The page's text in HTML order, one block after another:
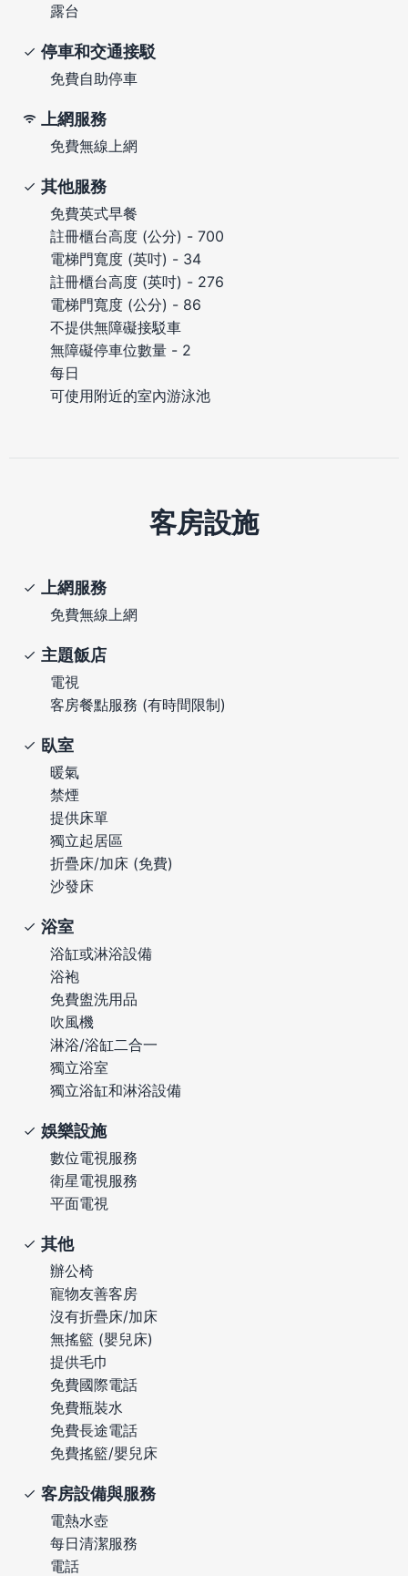
露台
停車和交通接駁
免費自助停車
上網服務
免費無線上網
其他服務
免費英式早餐
註冊櫃台高度 (公分) - 700
電梯門寬度 (英吋) - 34
註冊櫃台高度 (英吋) - 276
電梯門寬度 (公分) - 86
不提供無障礙接駁車
無障礙停車位數量 - 2
每日
可使用附近的室內游泳池
客房設施
上網服務
免費無線上網
主題飯店
電視
客房餐點服務 (有時間限制)
臥室
暖氣
禁煙
提供床單
獨立起居區
折疊床/加床 (免費)
沙發床
浴室
浴缸或淋浴設備
浴袍
免費盥洗用品
吹風機
淋浴/浴缸二合一
獨立浴室
獨立浴缸和淋浴設備
娛樂設施
數位電視服務
衛星電視服務
平面電視
其他
辦公椅
寵物友善客房
沒有折疊床/加床
無搖籃 (嬰兒床)
提供毛巾
免費國際電話
免費瓶裝水
免費長途電話
免費搖籃/嬰兒床
客房設備與服務
電熱水壺
每日清潔服務
電話